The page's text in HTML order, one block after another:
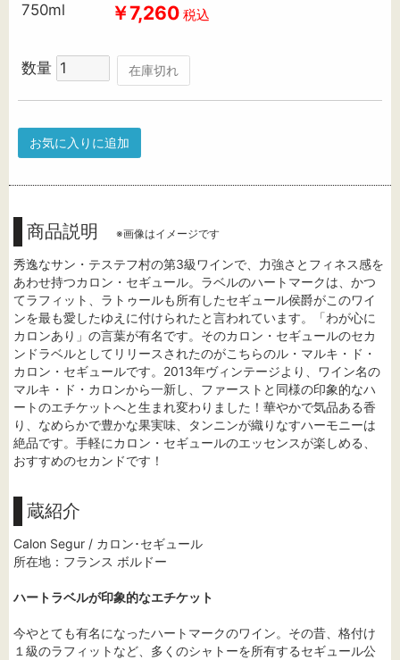
750ml ￥7,260 税込
数量 在庫切れ
お気に入りに追加
商品説明 ※画像はイメージです
秀逸なサン・テステフ村の第3級ワインで、力強さとフィネス感を
あわせ持つカロン・セギュール。ラベルのハートマークは、かつ
てラフィット、ラトゥールも所有したセギュール侯爵がこのワイ
ンを最も愛したゆえに付けられたと言われています。「わが心に
カロンあり」の言葉が有名です。そのカロン・セギュールのセカ
ンドラベルとしてリリースされたのがこちらのル・マルキ・ド・
カロン・セギュールです。2013年ヴィンテージより、ワイン名の
マルキ・ド・カロンから一新し、ファーストと同様の印象的なハ
ートのエチケットへと生まれ変わりました！華やかで気品ある香
り、なめらかで豊かな果実味、タンニンが織りなすハーモニーは
絶品です。手軽にカロン・セギュールのエッセンスが楽しめる、
おすすめのセカンドです！
蔵紹介
Calon Segur / カロン･セギュール
所在地：フランス ボルドー
ハートラベルが印象的なエチケット
今やとても有名になったハートマークのワイン。その昔、格付け
１級のラフィットなど、多くのシャトーを所有するセギュール公